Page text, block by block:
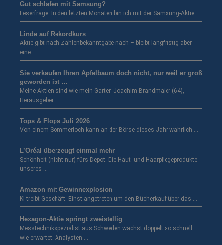
Gut schlafen mit Samsung?
Leserfrage: In den letzten Monaten bin ich mit der Samsung-Aktie …
Linde auf Rekordkurs
Aktie gibt nach Zahlenbekanntgabe nach – bleibt langfristig aber
eine …
Sie verkaufen Ihren Apfelbaum doch nicht, nur weil er groß
geworden ist …
Meine Aktien sind wie mein Garten Joachim Brandmaier (64),
Herausgeber …
Tops & Flops Juli 2026
Von einem Sommerloch kann an der Börse dieses Jahr wahrlich …
L’Oréal überzeugt einmal mehr
Schönheit (nicht nur) fürs Depot. Die Haut- und Haarpflegeprodukte
unseres …
Amazon mit Gewinnexplosion
KI treibt Geschäft. Einst angetreten um den Bücherkauf über das …
Hexagon-Aktie springt zweistellig
Messtechnikspezialist aus Schweden wächst doppelt so schnell
wie erwartet. Analysten …